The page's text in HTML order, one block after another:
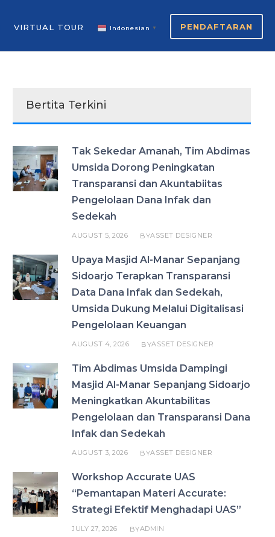
VIRTUAL TOUR Indonesian ▼ PENDAFTARAN
Bertita Terkini
Tak Sekedar Amanah, Tim Abdimas
Umsida Dorong Peningkatan
Transparansi dan Akuntabiitas
Pengelolaan Dana Infak dan
Sedekah
AUGUST 5, 2026 BYASSET DESIGNER
Upaya Masjid Al-Manar Sepanjang
Sidoarjo Terapkan Transparansi
Data Dana Infak dan Sedekah,
Umsida Dukung Melalui Digitalisasi
Pengelolaan Keuangan
AUGUST 4, 2026 BYASSET DESIGNER
Tim Abdimas Umsida Dampingi
Masjid Al-Manar Sepanjang Sidoarjo
Meningkatkan Akuntabilitas
Pengelolaan dan Transparansi Dana
Infak dan Sedekah
AUGUST 3, 2026 BYASSET DESIGNER
Workshop Accurate UAS
“Pemantapan Materi Accurate:
Strategi Efektif Menghadapi UAS”
JULY 27, 2026 BYADMIN